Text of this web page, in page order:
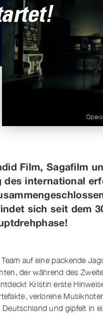
Film, Sagafilm
international
sich seit dem
auf eine packende
der während des
Kristin erste
verlorene
und gipfelt in